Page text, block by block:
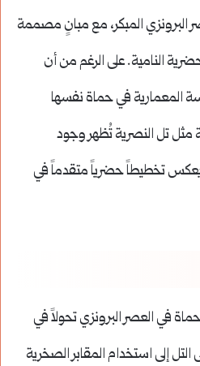
البرونزي المبكر، مع مبانٍ مصممة
النامية. على الرغم من أن
المعمارية في حماة نفسها
مثل تل النصرية تُظهر وجود
تخطيطاً حضرياً متقدماً في
في العصر البرونزي تحولاً في
إلى استخدام المقابر الصخرية